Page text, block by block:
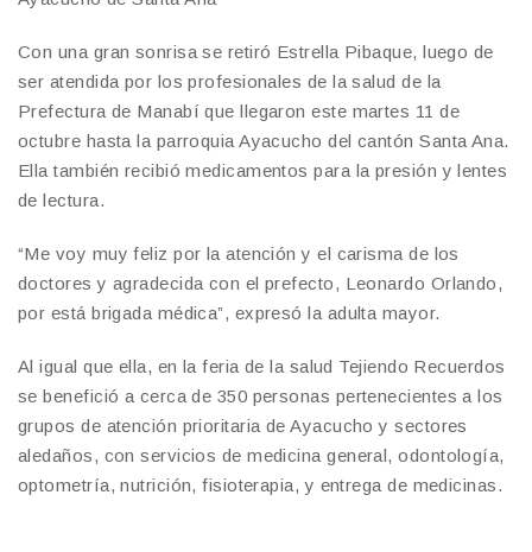
Con una gran sonrisa se retiró Estrella Pibaque, luego de
ser atendida por los profesionales de la salud de la
Prefectura de Manabí que llegaron este martes 11 de
octubre hasta la parroquia Ayacucho del cantón Santa Ana.
Ella también recibió medicamentos para la presión y lentes
de lectura.
“Me voy muy feliz por la atención y el carisma de los
doctores y agradecida con el prefecto, Leonardo Orlando,
por está brigada médica”, expresó la adulta mayor.
Al igual que ella, en la feria de la salud Tejiendo Recuerdos
se benefició a cerca de 350 personas pertenecientes a los
grupos de atención prioritaria de Ayacucho y sectores
aledaños, con servicios de medicina general, odontología,
optometría, nutrición, fisioterapia, y entrega de medicinas.